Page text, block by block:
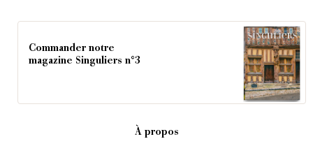
Commander notre
magazine Singuliers n°3
À propos